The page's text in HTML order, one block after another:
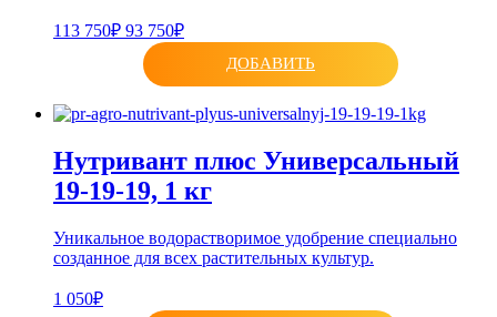
113 750₽ 93 750₽
ДОБАВИТЬ
Нутривант плюс Универсальный
19-19-19, 1 кг
Уникальное водорастворимое удобрение специально
созданное для всех растительных культур.
1 050₽